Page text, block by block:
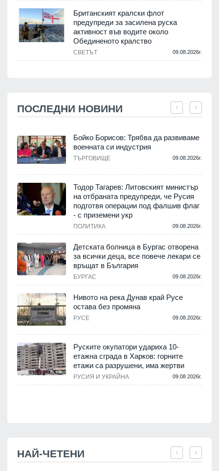
Британският кралски флот
предупреди за засилена руска
активност във водите около
Обединеното кралство
СВЕТЪТ 09.08.2026г.
ПОСЛЕДНИ НОВИНИ
Бойко Борисов: Трябва да развиваме
военната си индустрия
ТЪРГОВИЩЕ 09.08.2026г.
Тодор Тагарев: Литовският министър
на отбраната предупреди, че Русия
подготвя операции под фалшив флаг
- с приземени укр
ПОЛИТИКА 09.08.2026г.
Детската болница в Бургас отворена
за всички деца, все повече лекари се
връщат в България
БУРГАС 09.08.2026г.
Нивото на река Дунав край Русе
остава без промяна
РУСЕ 09.08.2026г.
Руските окупатори удариха 10-
етажна сграда в Харков: горните
етажи са разрушени, има жертви
РУСИЯ И УКРАЙНА 09.08.2026г.
НАЙ-ЧЕТЕНИ